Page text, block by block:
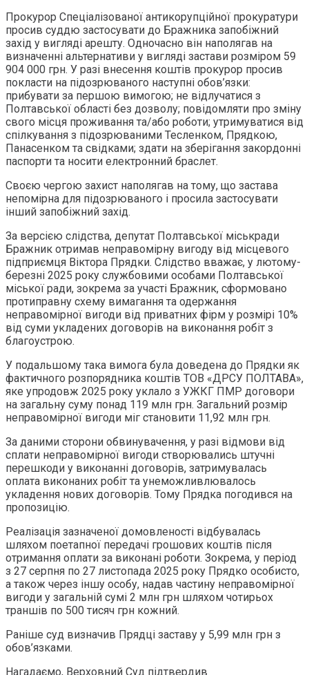
Прокурор Спеціалізованої антикорупційної прокуратури
просив суддю застосувати до Бражника запобіжний
захід у вигляді арешту. Одночасно він наполягав на
визначенні альтернативи у вигляді застави розміром 59
904 000 грн. У разі внесення коштів прокурор просив
покласти на підозрюваного наступні обов’язки:
прибувати за першою вимогою; не відлучатися з
Полтавської області без дозволу; повідомляти про зміну
свого місця проживання та/або роботи; утримуватися від
спілкування з підозрюваними Тесленком, Прядкою,
Панасенком та свідками; здати на зберігання закордонні
паспорти та носити електронний браслет.
Своєю чергою захист наполягав на тому, що застава
непомірна для підозрюваного і просила застосувати
інший запобіжний захід.
За версією слідства, депутат Полтавської міськради
Бражник отримав неправомірну вигоду від місцевого
підприємця Віктора Прядки. Слідство вважає, у лютому-
березні 2025 року службовими особами Полтавської
міської ради, зокрема за участі Бражник, сформовано
протиправну схему вимагання та одержання
неправомірної вигоди від приватних фірм у розмірі 10%
від суми укладених договорів на виконання робіт з
благоустрою.
У подальшому така вимога була доведена до Прядки як
фактичного розпорядника коштів ТОВ «ДРСУ ПОЛТАВА»,
яке упродовж 2025 року уклало з УЖКГ ПМР договори
на загальну суму понад 119 млн грн. Загальний розмір
неправомірної вигоди міг становити 11,92 млн грн.
За даними сторони обвинувачення, у разі відмови від
сплати неправомірної вигоди створювались штучні
перешкоди у виконанні договорів, затримувалась
оплата виконаних робіт та унеможливлювалось
укладення нових договорів. Тому Прядка погодився на
пропозицію.
Реалізація зазначеної домовленості відбувалась
шляхом поетапної передачі грошових коштів після
отримання оплати за виконані роботи. Зокрема, у період
з 27 серпня по 27 листопада 2025 року Прядко особисто,
а також через іншу особу, надав частину неправомірної
вигоди у загальній сумі 2 млн грн шляхом чотирьох
траншів по 500 тисяч грн кожний.
Раніше суд визначив Прядці заставу у 5,99 млн грн з
обов’язками.
Нагадаємо, Верховний Суд підтвердив